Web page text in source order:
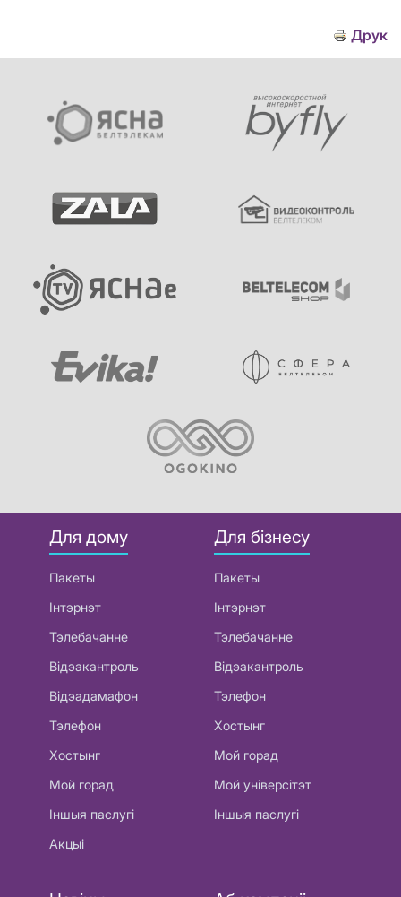
Друк
Для дому
Пакеты
Інтэрнэт
Тэлебачанне
Відэакантроль
Відэадамафон
Тэлефон
Хостынг
Мой горад
Іншыя паслугі
Акцыі
Для бізнесу
Пакеты
Інтэрнэт
Тэлебачанне
Відэакантроль
Тэлефон
Хостынг
Мой горад
Мой універсітэт
Іншыя паслугі